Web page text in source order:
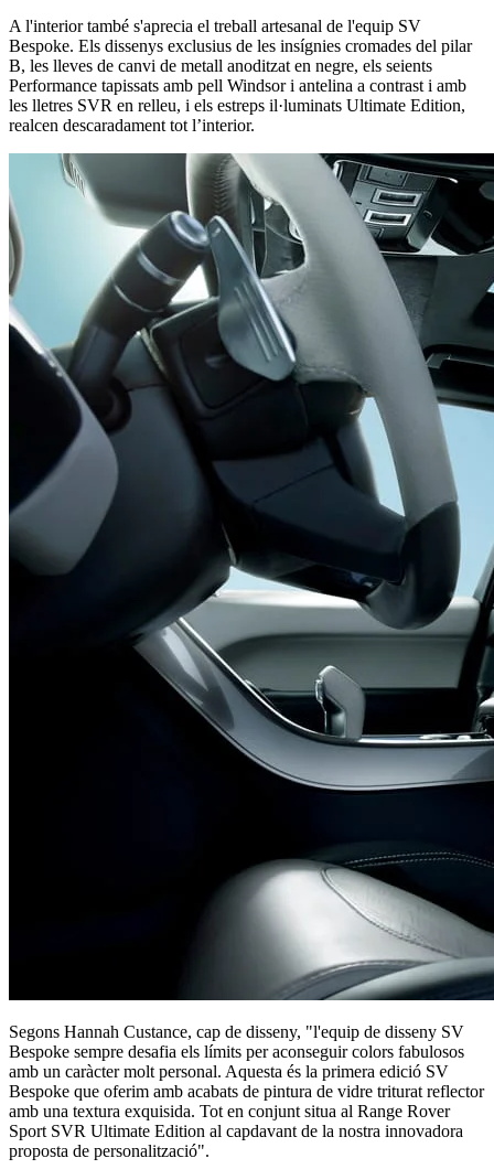
A l'interior també s'aprecia el treball artesanal de l'equip SV
Bespoke. Els dissenys exclusius de les insígnies cromades del pilar
B, les lleves de canvi de metall anoditzat en negre, els seients
Performance tapissats amb pell Windsor i antelina a contrast i amb
les lletres SVR en relleu, i els estreps il·luminats Ultimate Edition,
realcen descaradament tot l’interior.
Segons Hannah Custance, cap de disseny, "l'equip de disseny SV
Bespoke sempre desafia els límits per aconseguir colors fabulosos
amb un caràcter molt personal. Aquesta és la primera edició SV
Bespoke que oferim amb acabats de pintura de vidre triturat reflector
amb una textura exquisida. Tot en conjunt situa al Range Rover
Sport SVR Ultimate Edition al capdavant de la nostra innovadora
proposta de personalització".